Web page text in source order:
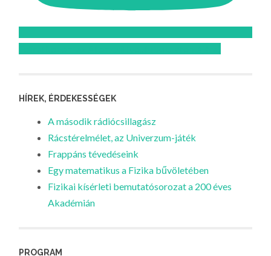
HÍREK, ÉRDEKESSÉGEK
A második rádiócsillagász
Rácstérelmélet, az Univerzum-játék
Frappáns tévedéseink
Egy matematikus a Fizika bűvöletében
Fizikai kísérleti bemutatósorozat a 200 éves
Akadémián
PROGRAM